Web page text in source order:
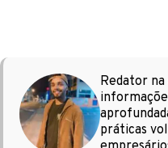
Redator
práticas